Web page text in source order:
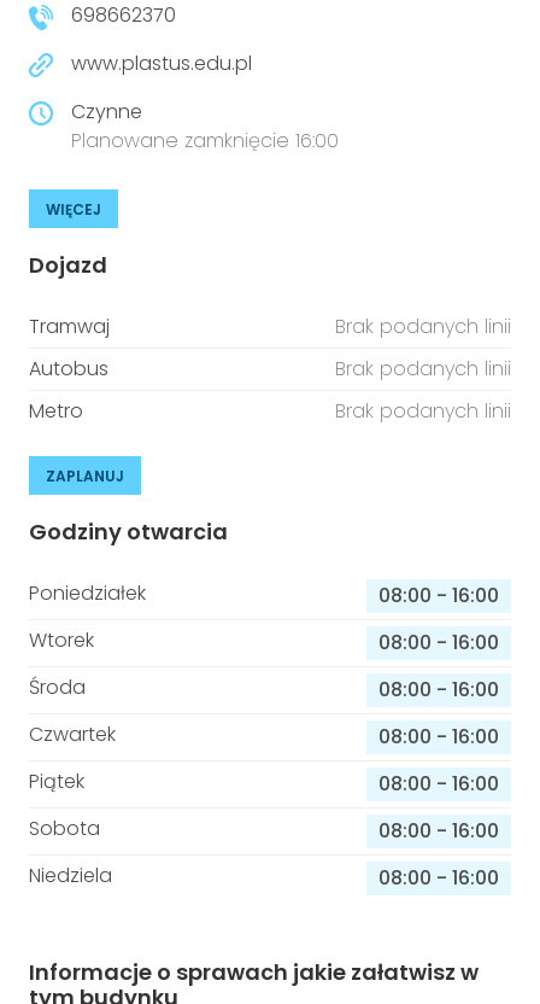
698662370
www.plastus.edu.pl
Czynne
Planowane zamknięcie 16:00
WIĘCEJ
Dojazd
Tramwaj
Brak podanych linii
Autobus
Brak podanych linii
Metro
Brak podanych linii
ZAPLANUJ
Godziny otwarcia
Poniedziałek 08:00 - 16:00
Wtorek
08:00 - 16:00
Środa
08:00 - 16:00
Czwartek
08:00 - 16:00
Piątek
08:00 - 16:00
Sobota
08:00 - 16:00
Niedziela
08:00 - 16:00
Informacje o sprawach jakie załatwisz w
tym budynku